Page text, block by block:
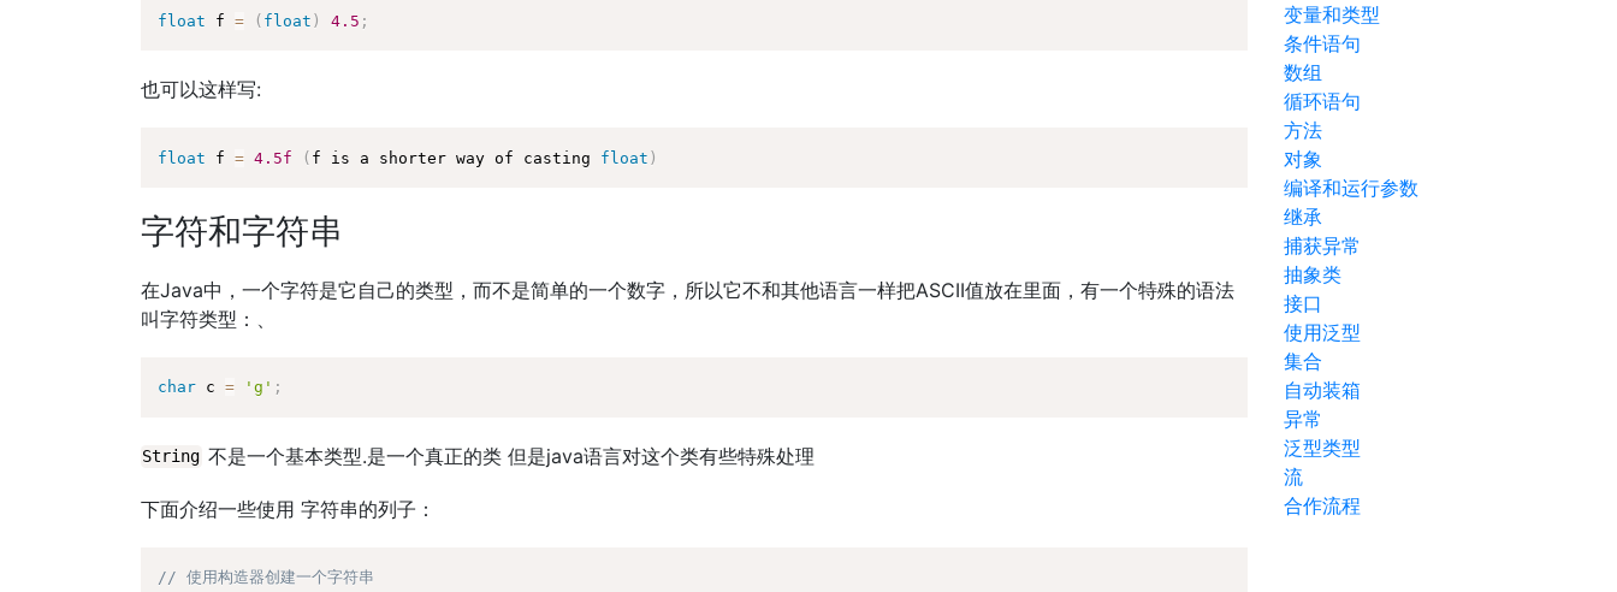
float f = ( float ) 4.5 ;
也可以这样写:
float f = 4.5f ( f is a shorter way of casting float )
字符和字符串
在Java中，一个字符是它自己的类型，而不是简单的一个数字，所以它不和其他语言一样把ASCII值放在里面，有一个特殊的语法
叫字符类型：、
char c = 'g' ;
String 不是一个基本类型.是一个真正的类 但是java语言对这个类有些特殊处理
下面介绍一些使用 字符串的列子：
// 使用构造器创建一个字符串
变量和类型
条件语句
数组
循环语句
方法
对象
编译和运行参数
继承
捕获异常
抽象类
接口
使用泛型
集合
自动装箱
异常
泛型类型
流
合作流程